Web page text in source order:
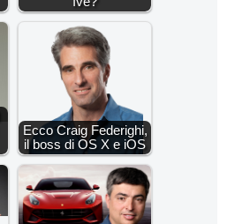
Ecco Craig Federighi,
il boss di OS X e iOS